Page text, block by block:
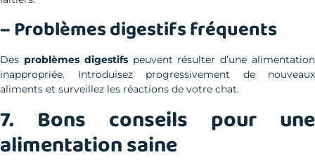
– Problèmes digestifs fréquents
Des problèmes digestifspeuvent résulter d’une alimentation
inappropriée. Introduisez progressivement de nouveaux
aliments et surveillez les réactions de votre chat.
7. Bons conseils pour une
alimentation saine